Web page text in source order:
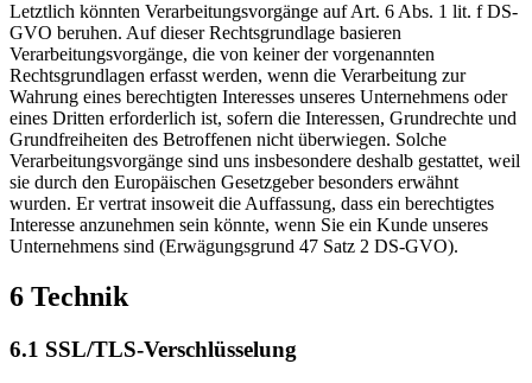
Letztlich könnten Verarbeitungsvorgänge auf Art. 6 Abs. 1 lit. f DS-
GVO beruhen. Auf dieser Rechtsgrundlage basieren
Verarbeitungsvorgänge, die von keiner der vorgenannten
Rechtsgrundlagen erfasst werden, wenn die Verarbeitung zur
Wahrung eines berechtigten Interesses unseres Unternehmens oder
eines Dritten erforderlich ist, sofern die Interessen, Grundrechte und
Grundfreiheiten des Betroffenen nicht überwiegen. Solche
Verarbeitungsvorgänge sind uns insbesondere deshalb gestattet, weil
sie durch den Europäischen Gesetzgeber besonders erwähnt
wurden. Er vertrat insoweit die Auffassung, dass ein berechtigtes
Interesse anzunehmen sein könnte, wenn Sie ein Kunde unseres
Unternehmens sind (Erwägungsgrund 47 Satz 2 DS-GVO).
6 Technik
6.1 SSL/TLS-Verschlüsselung